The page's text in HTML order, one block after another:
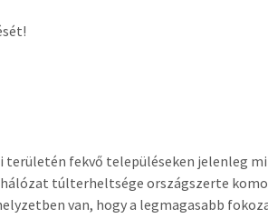
területén fekvő településeken jelenleg
hálózat túlterheltsége országszerte
van, hogy a legmagasabb